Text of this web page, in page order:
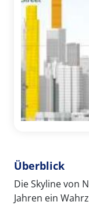
Überblick
Die Skyline von
Jahren ein